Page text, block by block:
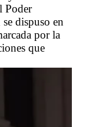
Poder
dispuso en
por la
que